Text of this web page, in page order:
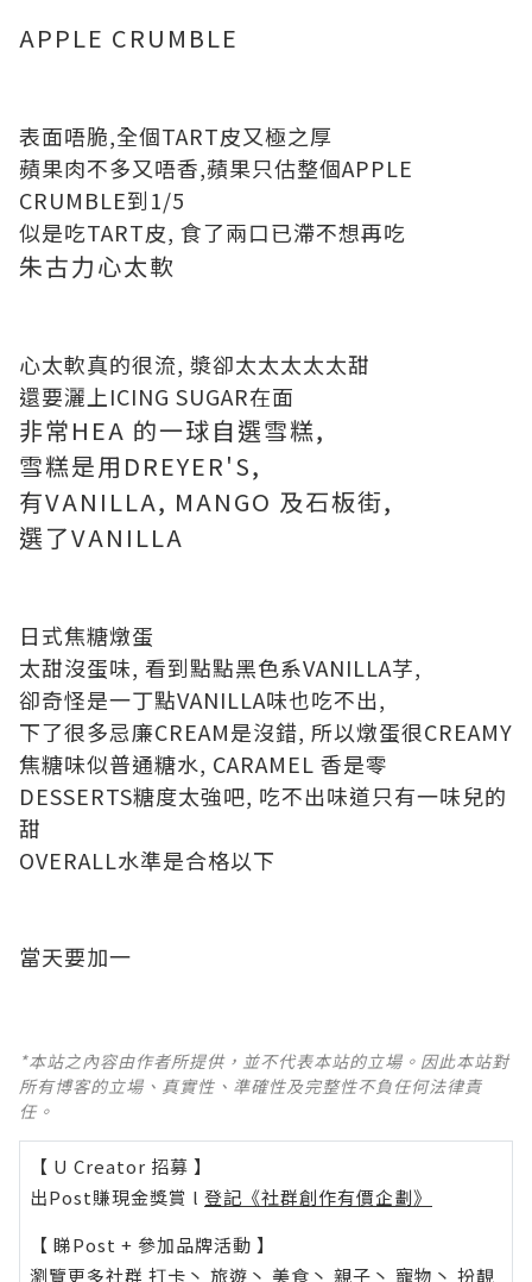
APPLE CRUMBLE
表面唔脆,全個TART皮又極之厚
蘋果肉不多又唔香,蘋果只估整個APPLE
CRUMBLE到1/5
似是吃TART皮, 食了兩口已滯不想再吃
朱古力心太軟
心太軟真的很流, 漿卻太太太太太甜
還要灑上ICING SUGAR在面
非常HEA 的一球自選雪糕,
雪糕是用DREYER'S,
有VANILLA, MANGO 及石板街,
選了VANILLA
日式焦糖燉蛋
太甜沒蛋味, 看到點點黑色系VANILLA芓,
卻奇怪是一丁點VANILLA味也吃不出,
下了很多忌廉CREAM是沒錯, 所以燉蛋很CREAMY
焦糖味似普通糖水, CARAMEL 香是零
DESSERTS糖度太強吧, 吃不出味道只有一味兒的
甜
OVERALL水準是合格以下
當天要加一
*本站之內容由作者所提供，並不代表本站的立場。因此本站對
所有博客的立場、真實性、準確性及完整性不負任何法律責
任。
【 U Creator 招募 】
出Post賺現金獎賞 l 登記《社群創作有價企劃》
【 睇Post + 參加品牌活動 】
瀏覽更多社群 打卡 丶 旅遊 丶 美食 丶 親子 丶 寵物 丶 扮靚